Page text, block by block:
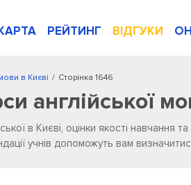
РЕЙТИНГ ВІДГУКИ
/
в Києві Сторінка 1646
англійської
в Києві, оцінки якості навчання
учнів допоможуть вам